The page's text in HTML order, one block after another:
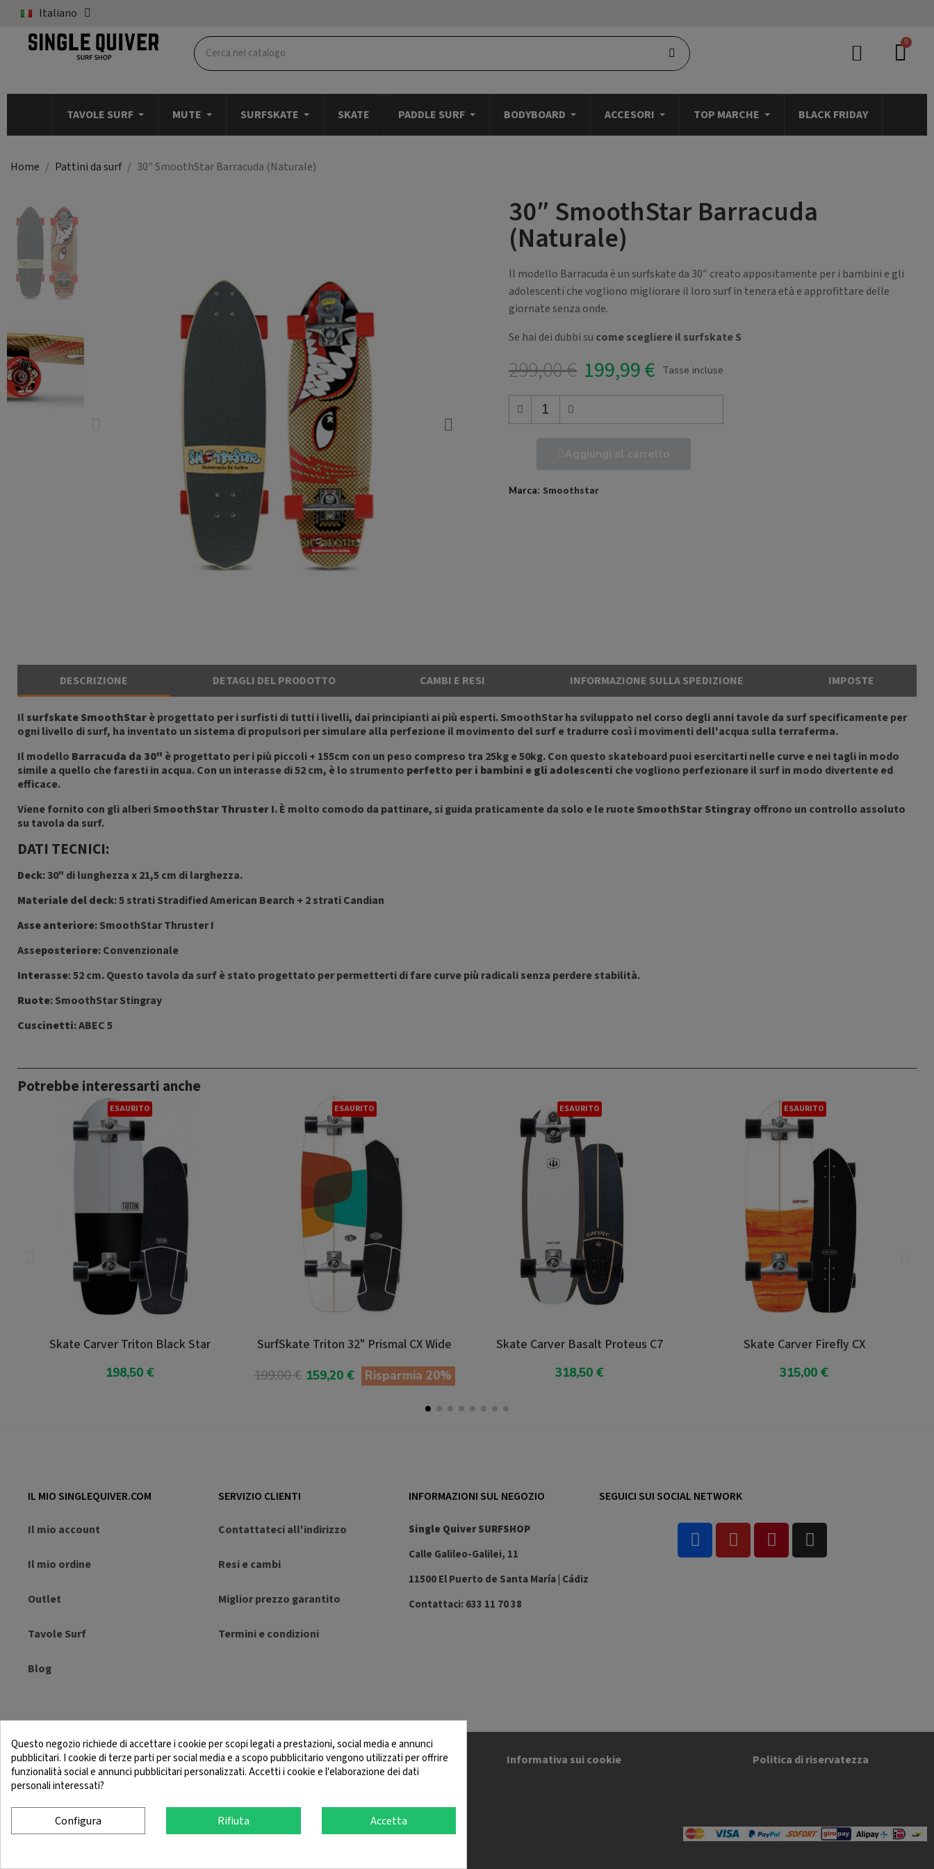
Italiano
TAVOLE SURF MUTE SURFSKATE SKATE PADDLE SURF BODYBOARD ACCESORI TOP MARCHE BLACK FRIDAY
Home Pattini da surf 30″ SmoothStar Barracuda (Naturale)
30″ SmoothStar Barracuda
(Naturale)
Il modello Barracuda è un surfskate da 30″ creato appositamente per i bambini e gli
adolescenti che vogliono migliorare il loro surf in tenera età e approfittare delle
giornate senza onde.
Se hai dei dubbi su come scegliere il surfskate S
299,00 € 199,99 € Tasse incluse
Marca Smoothstar
DESCRIZIONE DETAGLI DEL PRODOTTO CAMBI E RESI INFORMAZIONE SULLA SPEDIZIONE IMPOSTE
Ilsurfskate SmoothStarè progettato per i surfisti di tutti i livelli, dai principianti ai più esperti. SmoothStar ha sviluppato nel corso degli anni tavole da surf specificamente per
ogni livello di surf, ha inventato un sistema di propulsori per simulare alla perfezione il movimento del surf e tradurre così i movimenti dell'acqua sulla terraferma.
Il modello Barracuda da 30" è progettato per i più piccoli + 155cm con un peso compreso tra 25kg e 50kg. Con questo skateboard puoi esercitarti nelle curve e nei tagli in modo
simile a quello che faresti in acqua. Con un interasse di 52 cm, è lo strumento perfetto per i bambini e gli adolescenti che vogliono perfezionare il surf in modo divertente ed
efficace.
Viene fornito con gli alberiSmoothStar Thruster I. È molto comodo da pattinare, si guida praticamente da solo e le ruoteSmoothStar Stingrayoffrono un controllo assoluto
su tavola da surf.
DATI TECNICI:
Deck: 30" di lunghezza x 21,5 cm di larghezza.
Materiale del deck: 5 strati Stradified American Bearch + 2 strati Candian
Asse anteriore: SmoothStar Thruster I
Asseposteriore: Convenzionale
Interasse: 52 cm. Questo tavola da surf è stato progettato per permetterti di fare curve più radicali senza perdere stabilità.
Ruote: SmoothStar Stingray
Cuscinetti: ABEC 5
Potrebbe interessarti anche
Black Star SurfSkate Triton 32" Prismal CX Wide
199,00 € Risparmia 20%
Aggiungi Al Carrello
Skate Carver Basalt Proteus C7
318,50 €
Aggiungi Al Carrello
Skate Carver Firefly CX Skate Carver CI New
IL MIO SINGLEQUIVER.COM
Il mio account
Il mio ordine
Outlet
Tavole Surf
Blog
SERVIZIO CLIENTI
Contattateci all'indirizzo
Resi e cambi
Miglior prezzo garantito
Termini e condizioni
INFORMAZIONI SUL NEGOZIO
Single Quiver SURFSHOP
Calle Galileo-Galilei, 11
11500 El Puerto de Santa María | Cádiz
Contattaci: 633 11 70 38
SEGUICI SUI SOCIAL NETWORK
Avviso Legale Conditions Générales Informativa sui cookie Politica di riservatezza
© 2025 SingleQuiver - Tutti i diritti riservati
Questo negozio richiede di accettare i cookie per scopi legati a prestazioni, social media e annunci
pubblicitari. I cookie di terze parti per social media e a scopo pubblicitario vengono utilizzati per offrire
funzionalità social e annunci pubblicitari personalizzati. Accetti i cookie e l'elaborazione dei dati
personali interessati?
Configura Rifiuta Accetta